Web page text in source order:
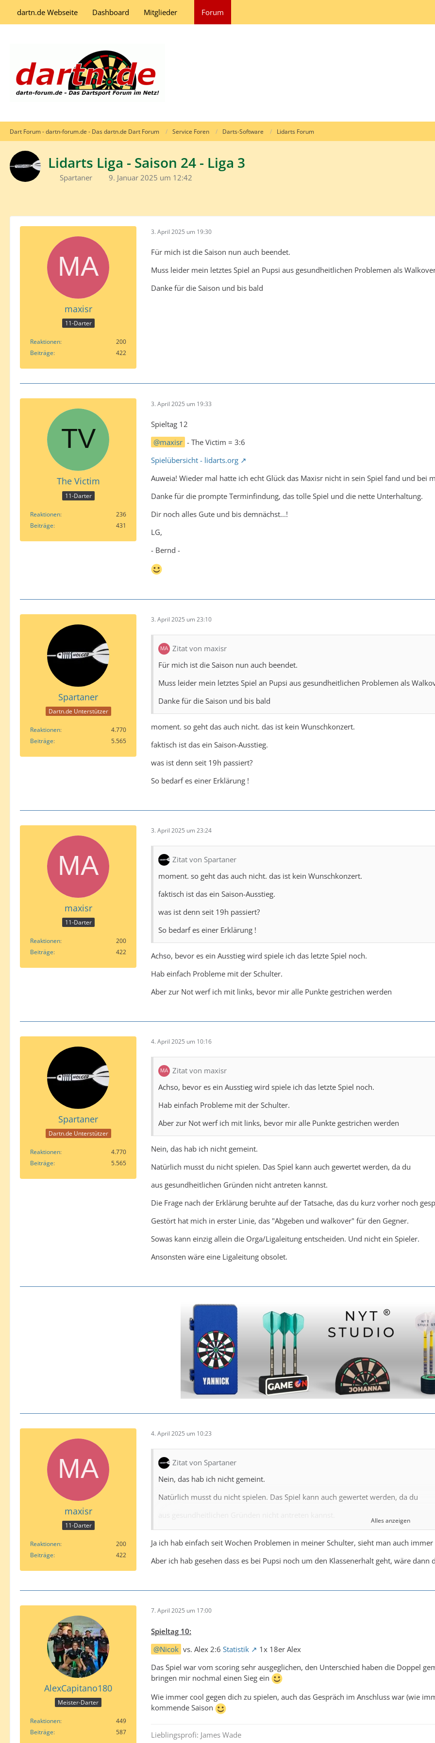
dartn.de Webseite Dashboard Mitglieder Forum
Dart Forum - dartn-forum.de - Das dartn.de Dart Forum Service Foren Darts-Software Lidarts Forum
Lidarts Liga - Saison 24 - Liga 3
Spartaner 9. Januar 2025 um 12:42
maxisr
11-Darter
Reaktionen
200
Beiträge
422
3. April 2025 um 19:30
Für mich ist die Saison nun auch beendet.
Muss leider mein letztes Spiel an Pupsi aus gesundheitlichen Problemen als
Danke für die Saison und bis bald
The Victim
11-Darter
Reaktionen
236
Beiträge
431
3. April 2025 um 19:33
Spieltag 12
maxisr - The Victim = 3:6
Spielübersicht - lidarts.org
Auweia! Wieder mal hatte ich echt Glück das Maxisr nicht in sein Spiel fand und bei
Danke für die prompte Terminfindung, das tolle Spiel und die nette Unterhaltung.
Dir noch alles Gute und bis demnächst...!
LG,
- Bernd -
Spartaner
Dartn.de Unterstützer
Reaktionen
4.770
Beiträge
5.565
3. April 2025 um 23:10
Zitat von maxisr
Für mich ist die Saison nun auch beendet.
Muss leider mein letztes Spiel an Pupsi aus gesundheitlichen Problemen als
Danke für die Saison und bis bald
moment. so geht das auch nicht. das ist kein Wunschkonzert.
faktisch ist das ein Saison-Ausstieg.
was ist denn seit 19h passiert?
So bedarf es einer Erklärung !
maxisr
11-Darter
Reaktionen
200
Beiträge
422
3. April 2025 um 23:24
Zitat von Spartaner
moment. so geht das auch nicht. das ist kein Wunschkonzert.
faktisch ist das ein Saison-Ausstieg.
was ist denn seit 19h passiert?
So bedarf es einer Erklärung !
Achso, bevor es ein Ausstieg wird spiele ich das letzte Spiel noch.
Hab einfach Probleme mit der Schulter.
Aber zur Not werf ich mit links, bevor mir alle Punkte gestrichen werden
Spartaner
Dartn.de Unterstützer
Reaktionen
4.770
Beiträge
5.565
4. April 2025 um 10:16
Zitat von maxisr
Achso, bevor es ein Ausstieg wird spiele ich das letzte Spiel noch.
Hab einfach Probleme mit der Schulter.
Aber zur Not werf ich mit links, bevor mir alle Punkte gestrichen werden
Nein, das hab ich nicht gemeint.
Natürlich musst du nicht spielen. Das Spiel kann auch gewertet werden, da du
aus gesundheitlichen Gründen nicht antreten kannst.
Die Frage nach der Erklärung beruhte auf der Tatsache, das du kurz vorher noch
Gestört hat mich in erster Linie, das "Abgeben und walkover" für den Gegner.
Sowas kann einzig allein die Orga/Ligaleitung entscheiden. Und nicht ein Spieler.
Ansonsten wäre eine Ligaleitung obsolet.
maxisr
11-Darter
Reaktionen
200
Beiträge
422
4. April 2025 um 10:23
Zitat von Spartaner
Nein, das hab ich nicht gemeint.
Natürlich musst du nicht spielen. Das Spiel kann auch gewertet werden, da du
Die Frage nach der Erklärung beruhte auf der Tatsache, das du kurz vorher noch
Sowas kann einzig allein die Orga/Ligaleitung entscheiden. Und nicht ein Spieler.
Alles anzeigen
Ja ich hab einfach seit Wochen Problemen in meiner Schulter, sieht man auch
Aber ich hab gesehen dass es bei Pupsi noch um den Klassenerhalt geht, wäre
AlexCapitano180
Meister-Darter
Reaktionen
449
Beiträge
587
7. April 2025 um 17:00
Spieltag 10:
Nicok vs. Alex 2:6 Statistik
1x 18er Alex
Das Spiel war vom scoring sehr ausgeglichen, den Unterschied haben die Doppel
bringen mir nochmal einen Sieg ein
Wie immer cool gegen dich zu spielen, auch das Gespräch im Anschluss war (wie
kommende Saison
Lieblingsprofi: James Wade